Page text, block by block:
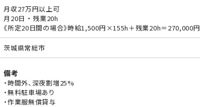
月収27万円以上可
月20日 ・ 残業20h
《所定20日間の場合》時給1,500円×155h＋残業20h＝270,000円
茨城県常総市
備考
・時間外、深夜割増25%
・無料駐車場あり
・作業服無償貸与